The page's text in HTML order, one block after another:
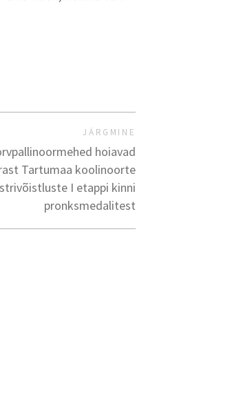
JÄRGMINE
hoiavad
Tartumaa koolinoorte
I etappi kinni
pronksmedalitest